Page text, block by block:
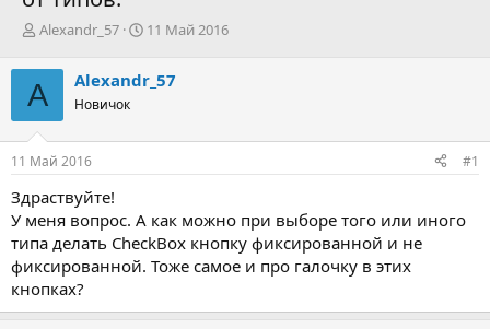
А
т
о
р
т
е
м
Alexandr_57
Д
а
ч
11 Май 2016
A Alexandr_57
Новичок
11 Май 2016 #1
Здраствуйте!
У меня вопрос. А как можно при выборе того или иного
типа делать CheckBox кнопку фиксированной и не
фиксированной. Тоже самое и про галочку в этих
кнопках?